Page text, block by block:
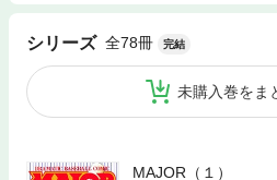
シリーズ 全78冊 完結
未購入巻をま
MAJOR（１）